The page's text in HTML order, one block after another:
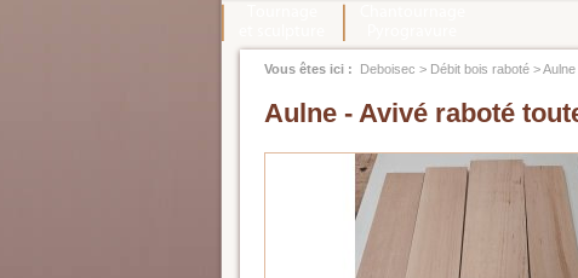
Vous êtes ici : Deboisec > Débit bois raboté>Aulne
Aulne - Avivé raboté